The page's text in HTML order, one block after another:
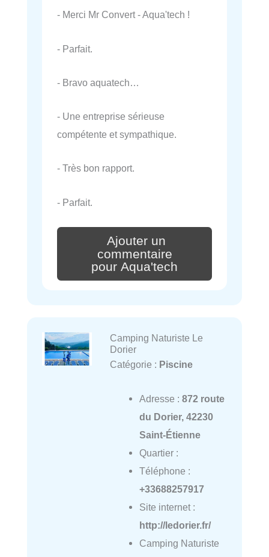
- Merci Mr Convert - Aqua'tech !
- Parfait.
- Bravo aquatech…
- Une entreprise sérieuse
compétente et sympathique.
- Très bon rapport.
- Parfait.
Ajouter un
commentaire
pour Aqua'tech
Camping Naturiste Le
Dorier
Catégorie : Piscine
Adresse : 872 route
du Dorier, 42230
Saint-Étienne
Quartier :
Téléphone :
+33688257917
Site internet :
http://ledorier.fr/
Camping Naturiste